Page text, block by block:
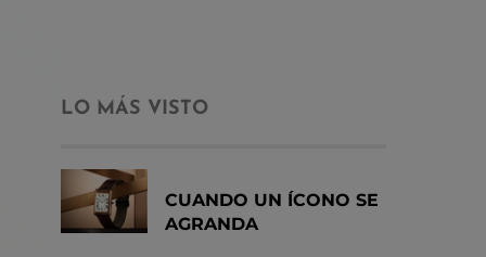
LO MÁS VISTO
CUANDO UN ÍCONO SE
AGRANDA